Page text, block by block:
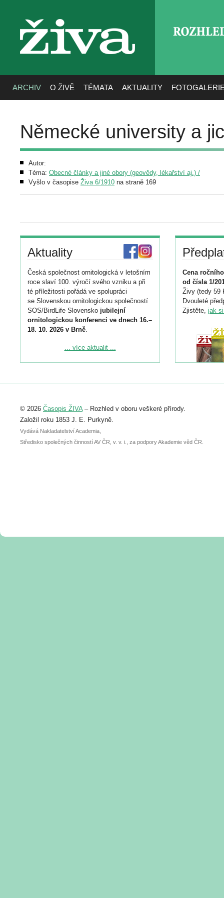
živa
ARCHIV O ŽIVĚ TÉMATA AKTUALITY
Německé university a
Autor:
Téma: Obecné články a jiné obory (geovědy, lékařství aj.) /
Vyšlo v časopise Živa 6/1910 na straně 169
Aktuality
Česká společnost ornitologická v letošním
roce slaví 100. výročí svého vzniku a při
té příležitosti pořádá ve spolupráci
se Slovenskou ornitologickou společností
SOS/BirdLife Slovensko jubilejní
ornitologickou konferenci ve dnech 16.–
18. 10. 2026 v Brně.
Podrobnější informace ke konferenci
Registrovat se můžete do 6. září.
abstraktu přihlášené přednášky nebo
posteru je už 30. června.
... více aktualit ...
Cena
od čísla 1/
Živy (tedy 59
Dvouleté
Zjistěte, jak
© 2026 Časopis ŽIVA– Rozhled v oboru veškeré přírody.
Založil roku 1853 J. E. Purkyně.
Vydává Nakladatelství Academia,
Středisko společných činností AV ČR, v. v. i., za podpory Akademie věd ČR.